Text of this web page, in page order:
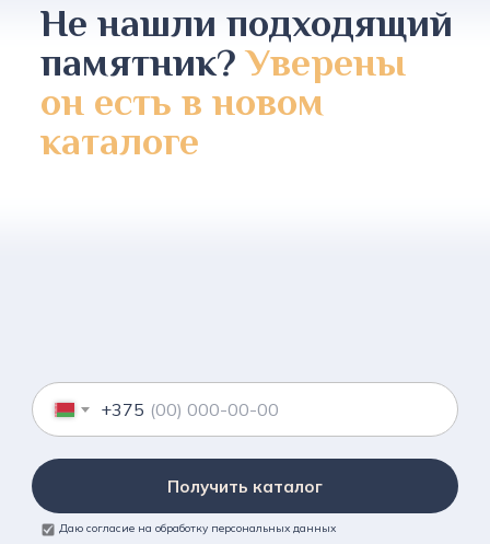
Не нашли подходящий
памятник?Уверены
он есть в новом
каталоге
+375
Получить каталог
Даю согласие на обработку персональных данных